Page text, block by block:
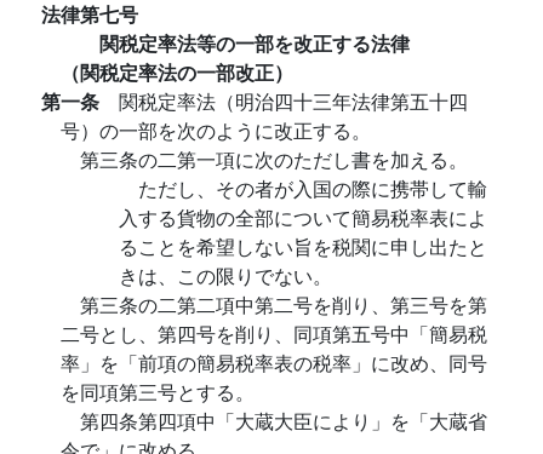
法律第七号
関税定率法等の一部を改正する法律
（関税定率法の一部改正）
第一条 関税定率法（明治四十三年法律第五十四
号）の一部を次のように改正する。
第三条の二第一項に次のただし書を加える。
ただし、その者が入国の際に携帯して輸
入する貨物の全部について簡易税率表によ
ることを希望しない旨を税関に申し出たと
きは、この限りでない。
第三条の二第二項中第二号を削り、第三号を第
二号とし、第四号を削り、同項第五号中「簡易税
率」を「前項の簡易税率表の税率」に改め、同号
を同項第三号とする。
第四条第四項中「大蔵大臣により」を「大蔵省